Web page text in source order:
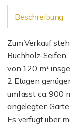
Beschreibung
Zum Verkauf
Buchholz-
von 120 m²
2 Etagen
umfasst ca. 900
angelegten
Es verfügt über